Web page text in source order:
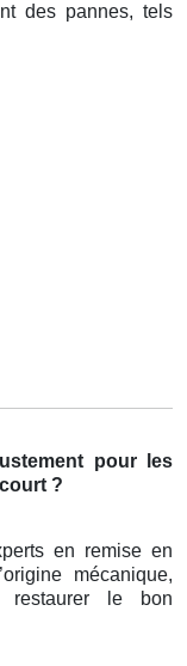
des pannes, tels
pour les
?
en remise en
’origine mécanique,
restaurer le bon